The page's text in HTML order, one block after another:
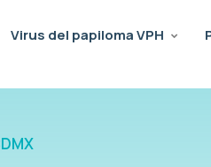
Virus del papiloma VPH